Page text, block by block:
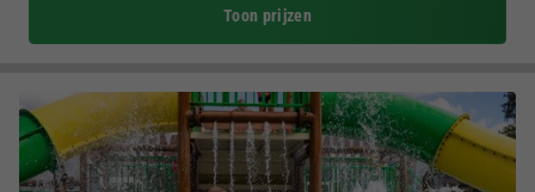
Toon prijzen